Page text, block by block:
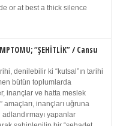
or at best a thick silence
“ŞEHİTLİK” / Cansu
denilebilir ki “kutsal”ın tarihi
bütün toplumlarda
inançlar ve hatta meslek
amaçları, inançları uğruna
adlandırmayı yapanlar